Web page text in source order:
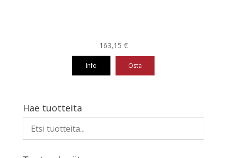
163,15 €
Info Osta
Hae tuotteita